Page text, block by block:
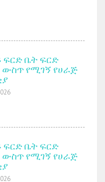
ቤት ፍርድ
የሚገኝ የሀራጅ
ቤት ፍርድ
የሚገኝ የሀራጅ